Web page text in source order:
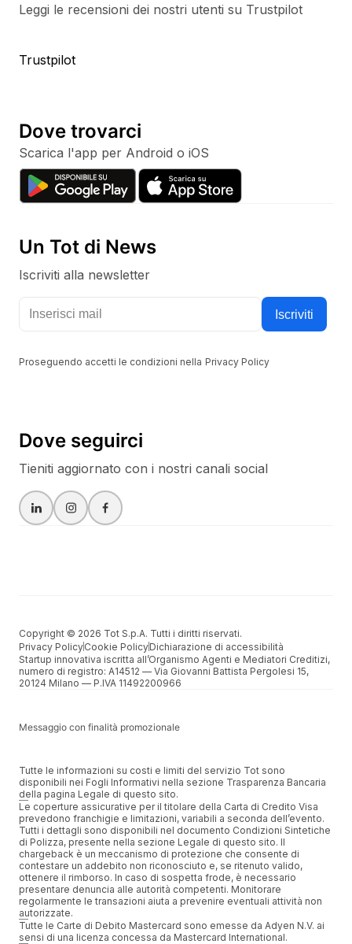
Leggi le recensioni dei nostri utenti su Trustpilot
Trustpilot
Dove trovarci
Scarica l'app per Android o iOS
Un Tot di News
Iscriviti alla newsletter
Tieniti aggiornato con i nostri canali social
Iscriviti
Proseguendo accetti le condizioni nella Privacy Policy
Dove seguirci
Tieniti aggiornato con i nostri canali social
Copyright © 2026 Tot S.p.A. Tutti i diritti riservati.
Privacy PolicyCookie PolicyDichiarazione di accessibilità
Startup innovativa iscritta all’Organismo Agenti e Mediatori Creditizi,
numero di registro: A14512 –– Via Giovanni Battista Pergolesi 15,
20124 Milano –– P.IVA 11492200966
Messaggio con finalità promozionale
Tutte le informazioni su costi e limiti del servizio Tot sono
disponibili nei Fogli Informativi nella sezione Trasparenza Bancaria
della pagina Legale di questo sito.
Le coperture assicurative per il titolare della Carta di Credito Visa
prevedono franchigie e limitazioni, variabili a seconda dell’evento.
Tutti i dettagli sono disponibili nel documento Condizioni Sintetiche
di Polizza, presente nella sezione Legale di questo sito. Il
chargeback è un meccanismo di protezione che consente di
contestare un addebito non riconosciuto e, se ritenuto valido,
ottenere il rimborso. In caso di sospetta frode, è necessario
presentare denuncia alle autorità competenti. Monitorare
regolarmente le transazioni aiuta a prevenire eventuali attività non
autorizzate.
Tutte le Carte di Debito Mastercard sono emesse da Adyen N.V. ai
sensi di una licenza concessa da Mastercard International.